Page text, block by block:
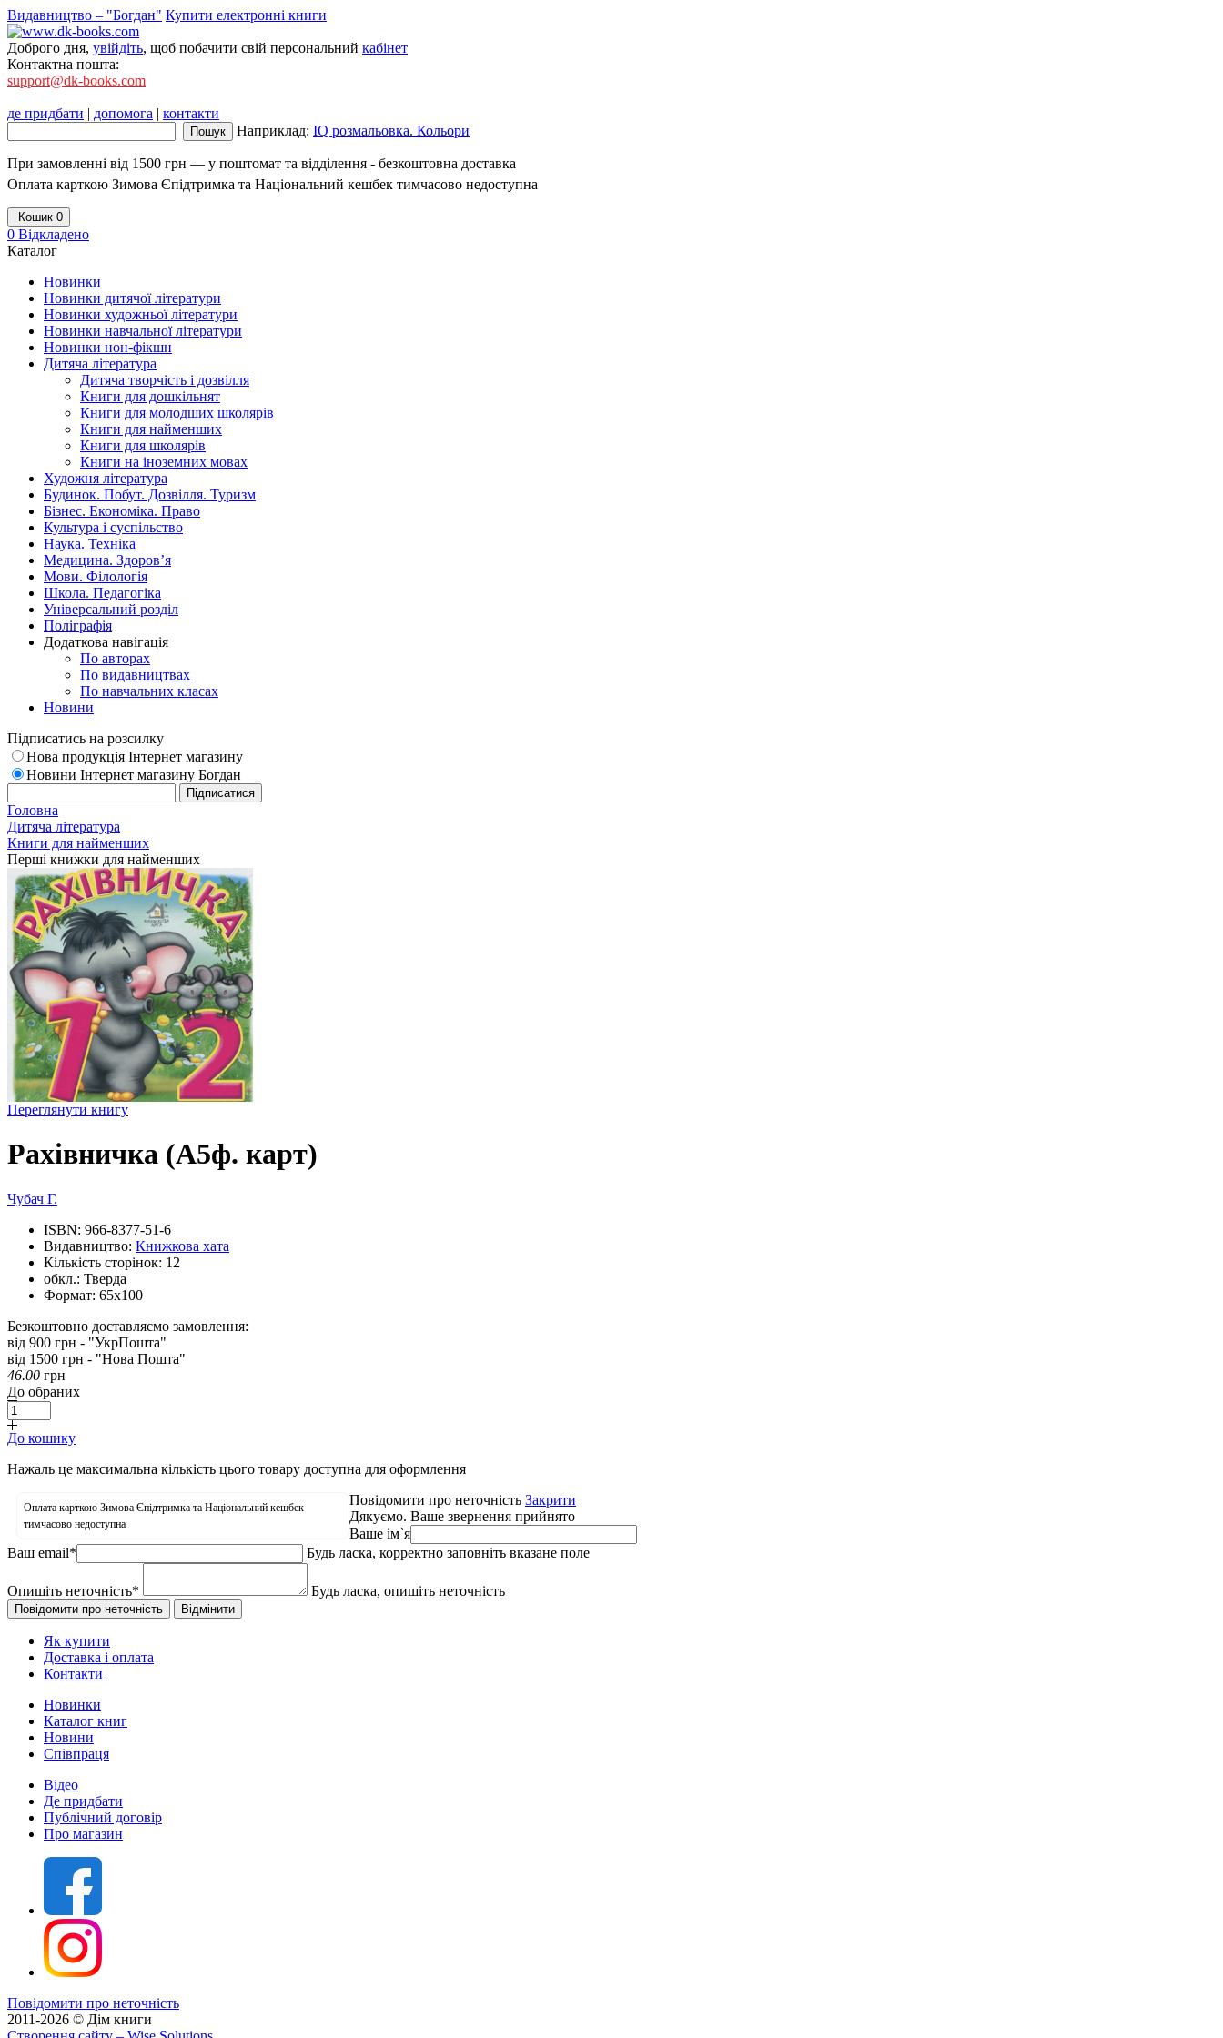
Видавництво – "Богдан" Купити електронні книги
Доброго дня, увійдіть, щоб побачити свій персональний кабінет
Контактна пошта:
support@dk-books.com
де придбати | допомога | контакти
Наприклад: IQ розмальовка. Кольори
При замовленні від 1500 грн — у поштомат та відділення - безкоштовна доставка
Оплата карткою Зимова Єпідтримка та Національний кешбек тимчасово недоступна
Кошик 0
0 Відкладено
Каталог
Новинки
Новинки дитячої літератури
Новинки художньої літератури
Новинки навчальної літератури
Новинки нон-фікшн
Дитяча література
Дитяча творчість і дозвілля
Книги для дошкільнят
Книги для молодших школярів
Книги для найменших
Книги для школярів
Книги на іноземних мовах
Художня література
Будинок. Побут. Дозвілля. Туризм
Бізнес. Економіка. Право
Культура і суспільство
Наука. Техніка
Медицина. Здоров’я
Мови. Філологія
Школа. Педагогіка
Універсальний розділ
Поліграфія
Додаткова навігація
По авторах
По видавництвах
По навчальних класах
Новини
Підписатись на розсилку
Нова продукція Інтернет магазину
Новини Інтернет магазину Богдан
Головна
Дитяча література
Книги для найменших
Перші книжки для найменших
Переглянути книгу
Рахівничка (А5ф. карт)
Чубач Г.
ISBN: 966-8377-51-6
Видавництво: Книжкова хата
Кількість сторінок: 12
обкл.: Тверда
Формат: 65х100
Безкоштовно доставляємо замовлення:
від 900 грн - "УкрПошта"
від 1500 грн - "Нова Пошта"
46.00 грн
До обраних
До кошику
Нажаль це максимальна кількість цього товару доступна для оформлення
Оплата карткою Зимова Єпідтримка та Національний кешбек
тимчасово недоступна
Повідомити про неточність Закрити
Дякуємо. Ваше звернення прийнято
Ваше ім`я
Ваш email* Будь ласка, корректно заповніть вказане поле
Опишіть неточність* Будь ласка, опишіть неточність
Як купити
Доставка і оплата
Контакти
Новинки
Каталог книг
Новини
Співпраця
Відео
Де придбати
Публічний договір
Про магазин
Повідомити про неточність
2011-2026 © Дім книги